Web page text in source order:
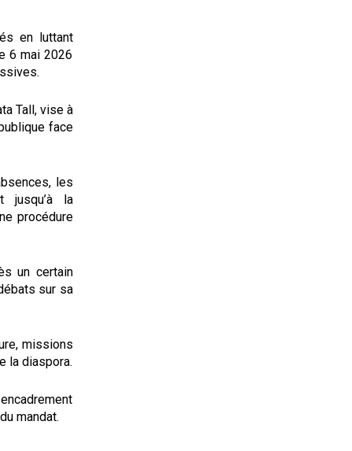
en luttant
6 mai 2026
Tall, vise à
face
les
jusqu’à la
procédure
un certain
sur sa
missions
la diaspora.
mandat.